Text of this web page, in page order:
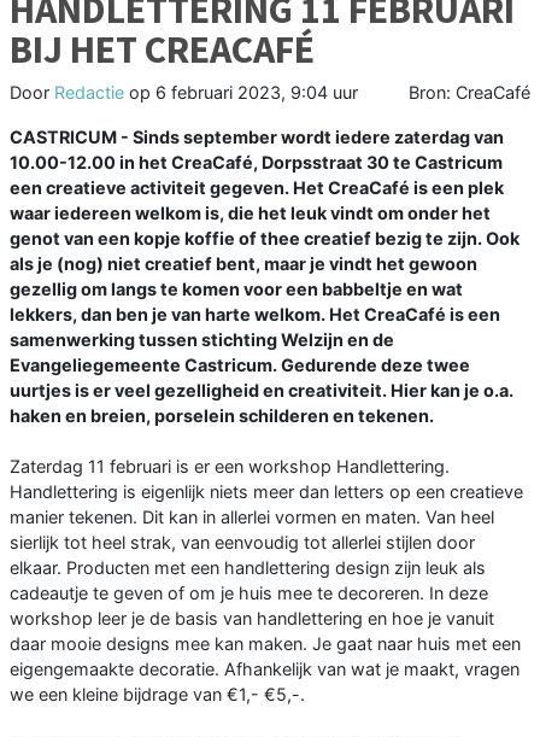
HANDLETTERING 11 FEBRUARI
BIJ HET CREACAFÉ
Door Redactie op 6 februari 2023, 9:04 uur Bron: CreaCafé
CASTRICUM - Sinds september wordt iedere zaterdag van
10.00-12.00 in het CreaCafé, Dorpsstraat 30 te Castricum
een creatieve activiteit gegeven. Het CreaCafé is een plek
waar iedereen welkom is, die het leuk vindt om onder het
genot van een kopje koffie of thee creatief bezig te zijn. Ook
als je (nog) niet creatief bent, maar je vindt het gewoon
gezellig om langs te komen voor een babbeltje en wat
lekkers, dan ben je van harte welkom. Het CreaCafé is een
samenwerking tussen stichting Welzijn en de
Evangeliegemeente Castricum. Gedurende deze twee
uurtjes is er veel gezelligheid en creativiteit. Hier kan je o.a.
haken en breien, porselein schilderen en tekenen.
Zaterdag 11 februari is er een workshop Handlettering.
Handlettering is eigenlijk niets meer dan letters op een creatieve
manier tekenen. Dit kan in allerlei vormen en maten. Van heel
sierlijk tot heel strak, van eenvoudig tot allerlei stijlen door
elkaar. Producten met een handlettering design zijn leuk als
cadeautje te geven of om je huis mee te decoreren. In deze
workshop leer je de basis van handlettering en hoe je vanuit
daar mooie designs mee kan maken. Je gaat naar huis met een
eigengemaakte decoratie. Afhankelijk van wat je maakt, vragen
we een kleine bijdrage van €1,- €5,-.